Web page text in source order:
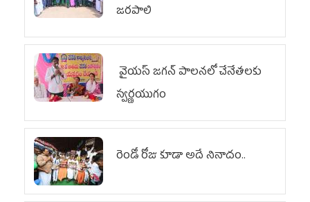
జరపాలి
వైయ‌స్ జగన్ పాలనలో చేనేతలకు
స్వర్ణయుగం
రెండో రోజు కూడా అదే నినాదం..